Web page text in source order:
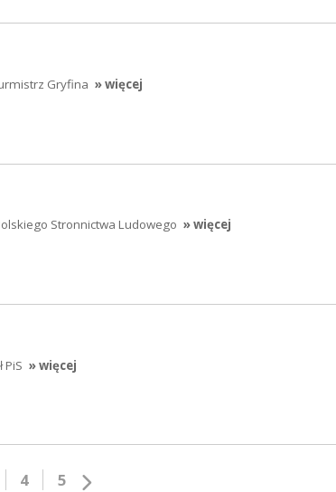
Gryfina » więcej
Stronnictwa Ludowego » więcej
PiS » więcej
4 5